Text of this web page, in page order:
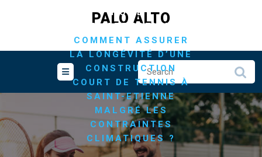
PALO ALTO
HOME /
CONSTRUCTION
COMMENT ASSURER
LA LONGÉVITÉ D’UNE
CONSTRUCTION
COURT DE TENNIS À
SAINT-ETIENNE
MALGRÉ LES
CONTRAINTES
CLIMATIQUES ?